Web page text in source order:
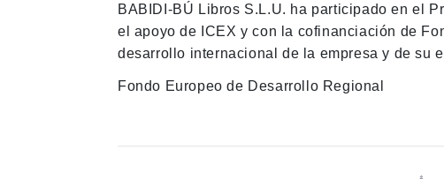
BABIDI-BÚ Libros S.L.U. ha participado en el
el apoyo de ICEX y con la cofinanciación de
desarrollo internacional de la empresa y de su
Fondo Europeo de Desarrollo Regional